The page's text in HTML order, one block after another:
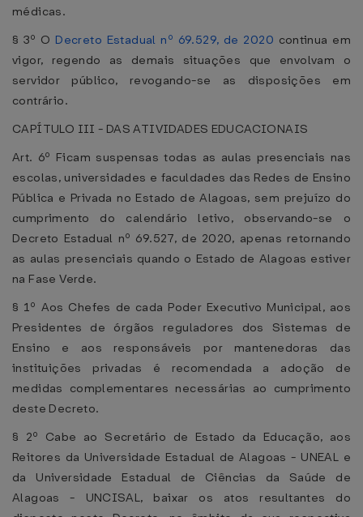
médicas.
§ 3º O Decreto Estadual nº 69.529, de 2020 continua em
vigor, regendo as demais situações que envolvam o
servidor público, revogando-se as disposições em
contrário.
CAPÍTULO III - DAS ATIVIDADES EDUCACIONAIS
Art. 6º Ficam suspensas todas as aulas presenciais nas
escolas, universidades e faculdades das Redes de Ensino
Pública e Privada no Estado de Alagoas, sem prejuízo do
cumprimento do calendário letivo, observando-se o
Decreto Estadual nº 69.527, de 2020, apenas retornando
as aulas presenciais quando o Estado de Alagoas estiver
na Fase Verde.
§ 1º Aos Chefes de cada Poder Executivo Municipal, aos
Presidentes de órgãos reguladores dos Sistemas de
Ensino e aos responsáveis por mantenedoras das
instituições privadas é recomendada a adoção de
medidas complementares necessárias ao cumprimento
deste Decreto.
§ 2º Cabe ao Secretário de Estado da Educação, aos
Reitores da Universidade Estadual de Alagoas - UNEAL e
da Universidade Estadual de Ciências da Saúde de
Alagoas - UNCISAL, baixar os atos resultantes do